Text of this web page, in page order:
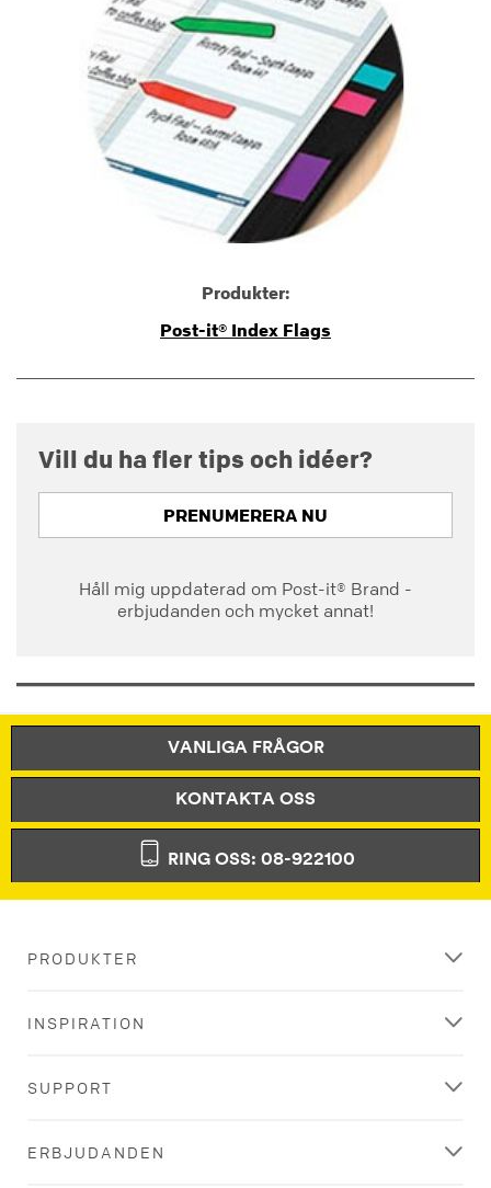
Produkter:
Post-it® Index Flags
Vill du ha fler tips och idéer?
PRENUMERERA NU
Håll mig uppdaterad om Post-it® Brand -
erbjudanden och mycket annat!
VANLIGA FRÅGOR
KONTAKTA OSS
RING OSS: 08-922100
PRODUKTER
INSPIRATION
SUPPORT
ERBJUDANDEN